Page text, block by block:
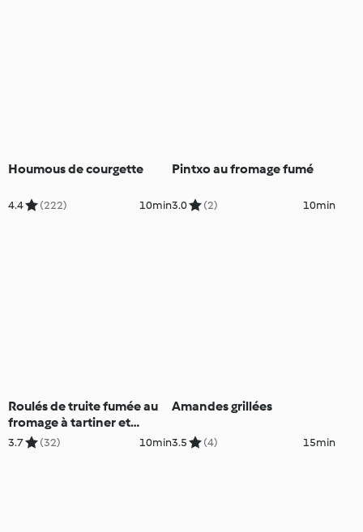
Houmous de courgette
4.4 (222) 10min
Pintxo au fromage fumé
3.0 (2) 10min
Roulés de truite fumée au
fromage à tartiner et
herbes aromatiques
3.7 (32) 10min
Amandes grillées
3.5 (4) 15min